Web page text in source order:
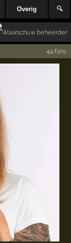
Overig 🔍
44 fans